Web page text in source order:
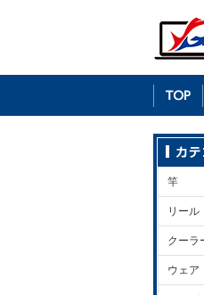
竿
リール
クーラ
ウェア